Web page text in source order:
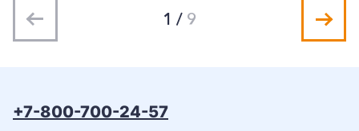
1 / 9
+7-800-700-24-57